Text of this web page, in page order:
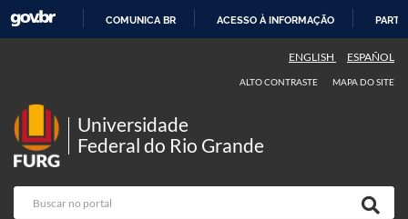
COMUNICA BR ACESSO À INFORMAÇÃO
ENGLISH ESPAÑOL
ALTO CONTRASTE MAPA DO SITE
Universidade
Federal do Rio Grande